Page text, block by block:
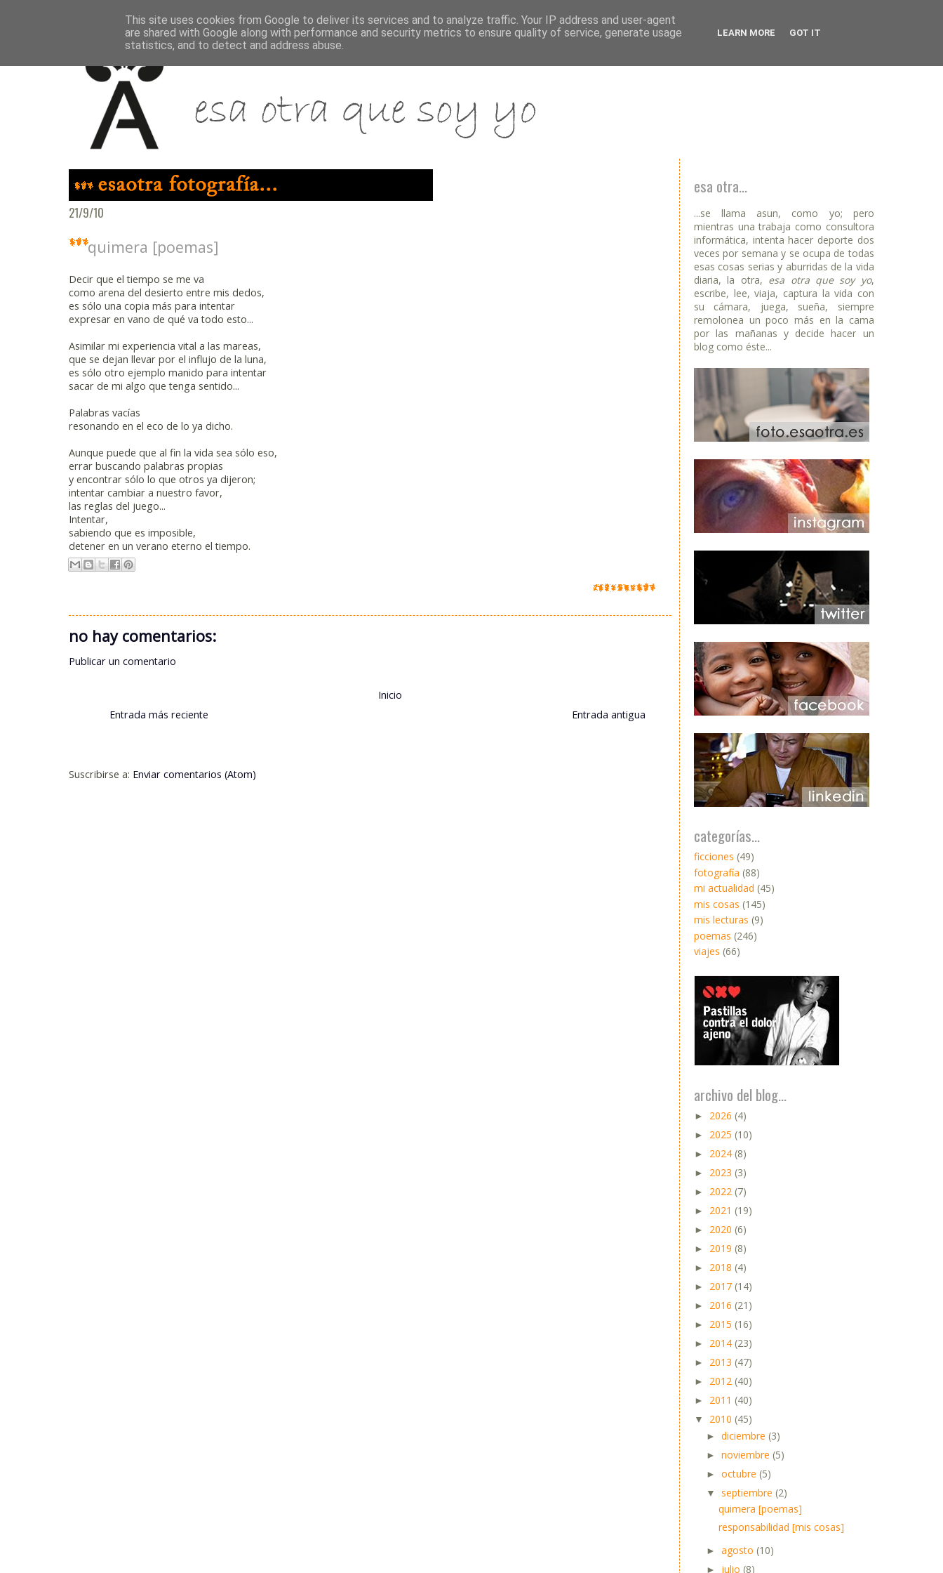
21/9/10
quimera [poemas]
Decir que el tiempo se me va
como arena del desierto entre mis dedos,
es sólo una copia más para intentar
expresar en vano de qué va todo esto...
Asimilar mi experiencia vital a las mareas,
que se dejan llevar por el influjo de la luna,
es sólo otro ejemplo manido para intentar
sacar de mi algo que tenga sentido...
Palabras vacías
resonando en el eco de lo ya dicho.
Aunque puede que al fin la vida sea sólo eso,
errar buscando palabras propias
y encontrar sólo lo que otros ya dijeron;
intentar cambiar a nuestro favor,
las reglas del juego...
Intentar,
sabiendo que es imposible,
detener en un verano eterno el tiempo.
no hay comentarios:
Publicar un comentario
Entrada más reciente Entrada antigua
Inicio
Suscribirse a: Enviar comentarios (Atom)
esa otra...
...se llama asun, como yo; pero
mientras una trabaja como consultora
informática, intenta hacer deporte dos
veces por semana y se ocupa de todas
esas cosas serias y aburridas de la vida
diaria, la otra, esa otra que soy yo,
escribe, lee, viaja, captura la vida con
su cámara, juega, sueña, siempre
remolonea un poco más en la cama
por las mañanas y decide hacer un
blog como éste...
categorías...
ficciones (49)
fotografía (88)
mi actualidad (45)
mis cosas (145)
mis lecturas (9)
poemas (246)
viajes (66)
archivo del blog...
► 2026 (4)
► 2025 (10)
► 2024 (8)
► 2023 (3)
► 2022 (7)
► 2021 (19)
► 2020 (6)
► 2019 (8)
► 2018 (4)
► 2017 (14)
► 2016 (21)
► 2015 (16)
► 2014 (23)
► 2013 (47)
► 2012 (40)
► 2011 (40)
▼ 2010 (45)
► diciembre (3)
► noviembre (5)
► octubre (5)
▼ septiembre (2)
quimera [poemas]
responsabilidad [mis cosas]
► agosto (10)
► julio (8)
This site uses cookies from Google to deliver its services and to analyze traffic. Your IP address and user-agent
are shared with Google along with performance and security metrics to ensure quality of service, generate usage
statistics, and to detect and address abuse.
LEARN MORE GOT IT